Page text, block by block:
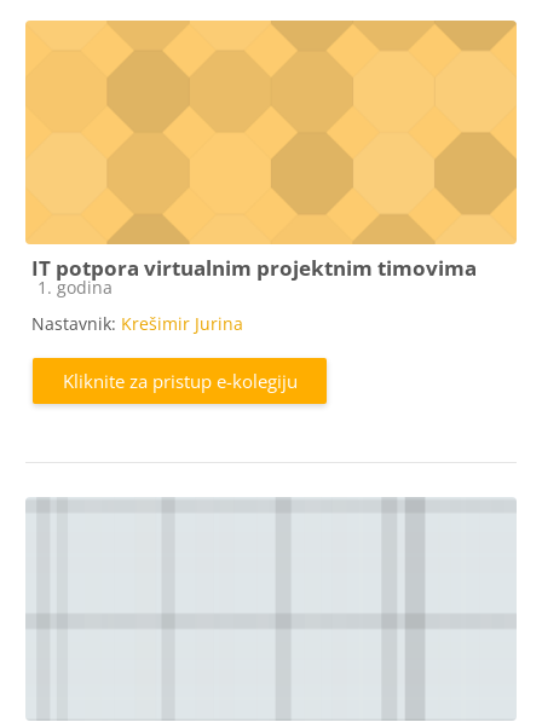
IT potpora virtualnim projektnim timovima
Kategorija e-kolegija
1. godina
Nastavnik: Krešimir Jurina
Kliknite za pristup e-kolegiju